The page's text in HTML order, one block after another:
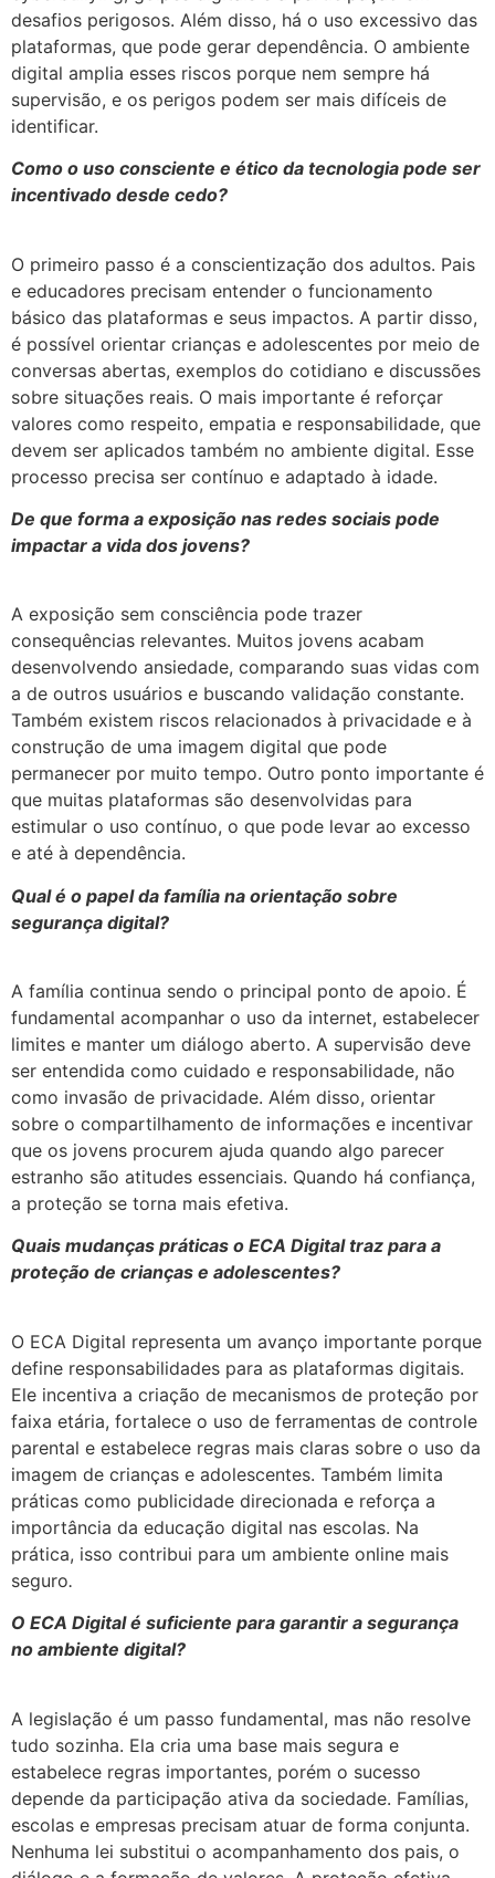
desafios perigosos. Além disso, há o uso excessivo das
plataformas, que pode gerar dependência. O ambiente
digital amplia esses riscos porque nem sempre há
supervisão, e os perigos podem ser mais difíceis de
identificar.
Como o uso consciente e ético da tecnologia pode ser
incentivado desde cedo?
O primeiro passo é a conscientização dos adultos. Pais
e educadores precisam entender o funcionamento
básico das plataformas e seus impactos. A partir disso,
é possível orientar crianças e adolescentes por meio de
conversas abertas, exemplos do cotidiano e discussões
sobre situações reais. O mais importante é reforçar
valores como respeito, empatia e responsabilidade, que
devem ser aplicados também no ambiente digital. Esse
processo precisa ser contínuo e adaptado à idade.
De que forma a exposição nas redes sociais pode
impactar a vida dos jovens?
A exposição sem consciência pode trazer
consequências relevantes. Muitos jovens acabam
desenvolvendo ansiedade, comparando suas vidas com
a de outros usuários e buscando validação constante.
Também existem riscos relacionados à privacidade e à
construção de uma imagem digital que pode
permanecer por muito tempo. Outro ponto importante é
que muitas plataformas são desenvolvidas para
estimular o uso contínuo, o que pode levar ao excesso
e até à dependência.
Qual é o papel da família na orientação sobre
segurança digital?
A família continua sendo o principal ponto de apoio. É
fundamental acompanhar o uso da internet, estabelecer
limites e manter um diálogo aberto. A supervisão deve
ser entendida como cuidado e responsabilidade, não
como invasão de privacidade. Além disso, orientar
sobre o compartilhamento de informações e incentivar
que os jovens procurem ajuda quando algo parecer
estranho são atitudes essenciais. Quando há confiança,
a proteção se torna mais efetiva.
Quais mudanças práticas o ECA Digital traz para a
proteção de crianças e adolescentes?
O ECA Digital representa um avanço importante porque
define responsabilidades para as plataformas digitais.
Ele incentiva a criação de mecanismos de proteção por
faixa etária, fortalece o uso de ferramentas de controle
parental e estabelece regras mais claras sobre o uso da
imagem de crianças e adolescentes. Também limita
práticas como publicidade direcionada e reforça a
importância da educação digital nas escolas. Na
prática, isso contribui para um ambiente online mais
seguro.
O ECA Digital é suficiente para garantir a segurança
no ambiente digital?
A legislação é um passo fundamental, mas não resolve
tudo sozinha. Ela cria uma base mais segura e
estabelece regras importantes, porém o sucesso
depende da participação ativa da sociedade. Famílias,
escolas e empresas precisam atuar de forma conjunta.
Nenhuma lei substitui o acompanhamento dos pais, o